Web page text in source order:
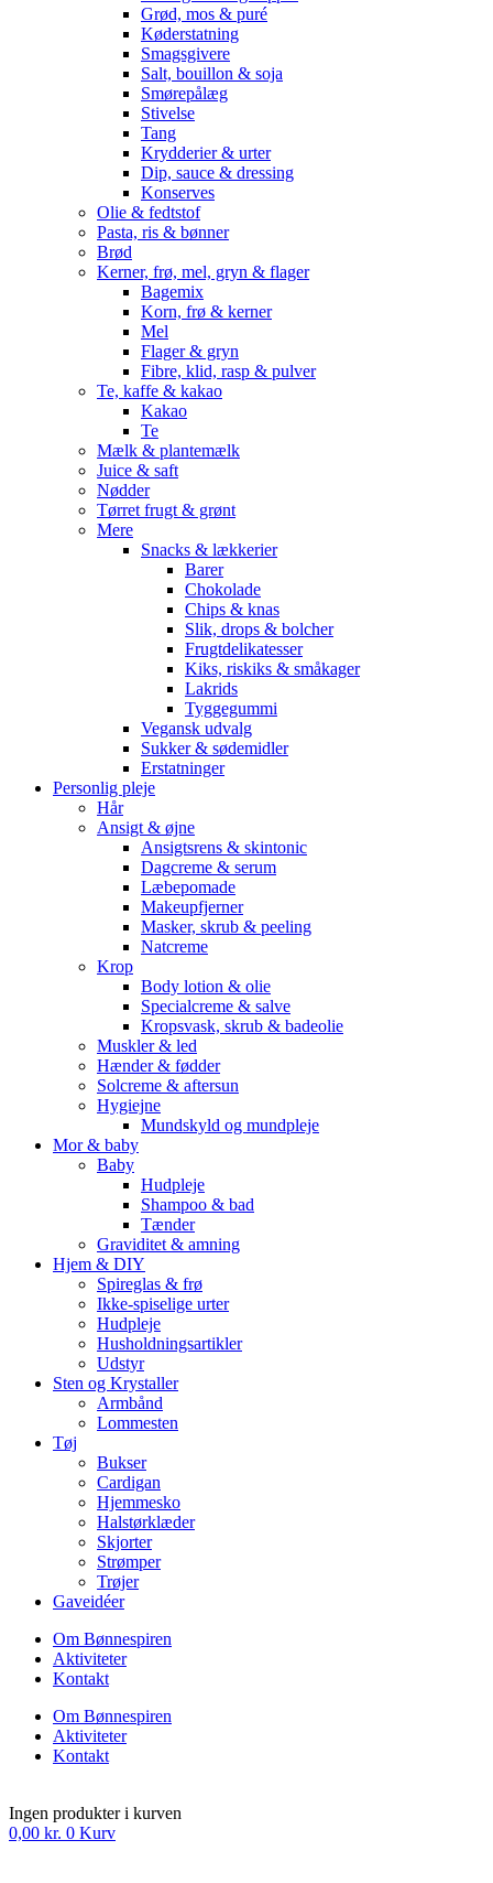
Grød, mos & puré
Køderstatning
Smagsgivere
Salt, bouillon & soja
Smørepålæg
Stivelse
Tang
Krydderier & urter
Dip, sauce & dressing
Konserves
Olie & fedtstof
Pasta, ris & bønner
Brød
Kerner, frø, mel, gryn & flager
Bagemix
Korn, frø & kerner
Mel
Flager & gryn
Fibre, klid, rasp & pulver
Te, kaffe & kakao
Kakao
Te
Mælk & plantemælk
Juice & saft
Nødder
Tørret frugt & grønt
Mere
Snacks & lækkerier
Barer
Chokolade
Chips & knas
Slik, drops & bolcher
Frugtdelikatesser
Kiks, riskiks & småkager
Lakrids
Tyggegummi
Vegansk udvalg
Sukker & sødemidler
Erstatninger
Personlig pleje
Hår
Ansigt & øjne
Ansigtsrens & skintonic
Dagcreme & serum
Læbepomade
Makeupfjerner
Masker, skrub & peeling
Natcreme
Krop
Body lotion & olie
Specialcreme & salve
Kropsvask, skrub & badeolie
Muskler & led
Hænder & fødder
Solcreme & aftersun
Hygiejne
Mundskyld og mundpleje
Mor & baby
Baby
Hudpleje
Shampoo & bad
Tænder
Graviditet & amning
Hjem & DIY
Spireglas & frø
Ikke-spiselige urter
Hudpleje
Husholdningsartikler
Udstyr
Sten og Krystaller
Armbånd
Lommesten
Tøj
Bukser
Cardigan
Hjemmesko
Halstørklæder
Skjorter
Strømper
Trøjer
Gaveidéer
Om Bønnespiren
Aktiviteter
Kontakt
Om Bønnespiren
Aktiviteter
Kontakt
Ingen produkter i kurven
0,00 kr. 0 Kurv